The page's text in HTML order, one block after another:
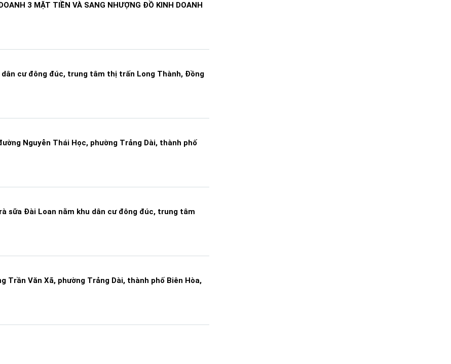
3 MẶT TIỀN VÀ SANG NHƯỢNG ĐỒ KINH DOANH
dân cư đông đúc, trung tâm thị trấn Long Thành, Đồng
Nguyễn Thái Học, phường Trảng Dài, thành phố
sữa Đài Loan nằm khu dân cư đông đúc, trung tâm
Trần Văn Xã, phường Trảng Dài, thành phố Biên Hòa,